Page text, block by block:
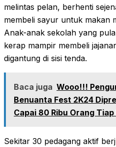
melintas pelan, berhenti
membeli sayur untuk makan
Anak-anak sekolah yang
kerap mampir membeli
digantung di sisi tenda.
Baca juga Wooo!!!
Benuanta Fest 2K24
Capai 80 Ribu Orang
Sekitar 30 pedagang aktif